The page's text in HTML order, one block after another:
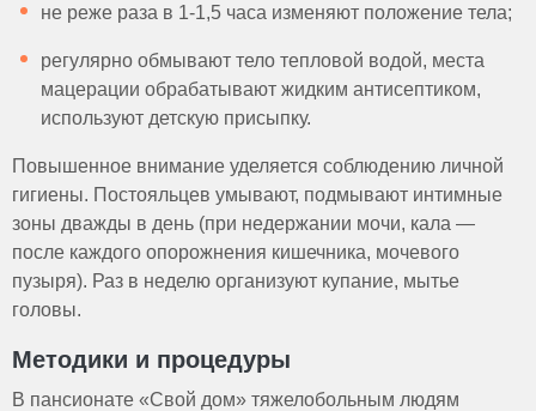
не реже раза в 1-1,5 часа изменяют положение тела;
регулярно обмывают тело тепловой водой, места
мацерации обрабатывают жидким антисептиком,
используют детскую присыпку.
Повышенное внимание уделяется соблюдению личной
гигиены. Постояльцев умывают, подмывают интимные
зоны дважды в день (при недержании мочи, кала —
после каждого опорожнения кишечника, мочевого
пузыря). Раз в неделю организуют купание, мытье
головы.
Методики и процедуры
В пансионате «Свой дом» тяжелобольным людям